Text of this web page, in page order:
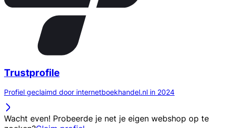
Trustprofile
Profiel geclaimd door internetboekhandel.nl in 2024
Wacht even! Probeerde je net je eigen webshop op te